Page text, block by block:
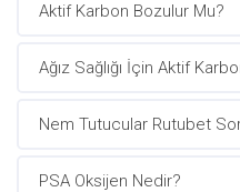
Aktif Karbon Bozulur Mu?
Ağız Sağlığı İçin Aktif
Nem Tutucular Rutubet
PSA Oksijen Nedir?